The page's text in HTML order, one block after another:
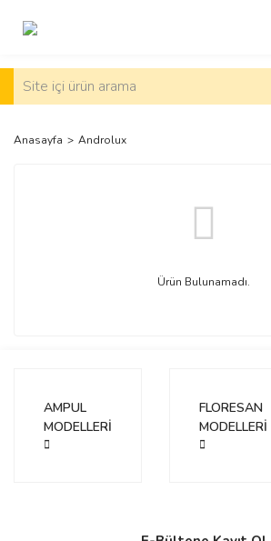
Anasayfa Androlux
Ürün Bulunamadı.
AMPUL
MODELLERİ
FLORESAN
MODELLERİ